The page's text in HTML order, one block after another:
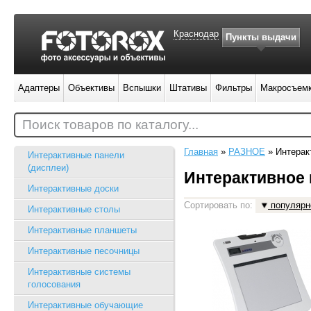
Интерактивные панели
(дисплеи)
Интерактивные доски
Интерактивные столы
Интерактивные планшеты
Интерактивные песочницы
Интерактивные системы
голосования
Интерактивные обучающие
Главная » РАЗНОЕ »
Сортировать по:
Краснодар Пункты выдачи
Адаптеры Объективы Вспышки Штативы Фильтры
Поиск товаров по каталогу...